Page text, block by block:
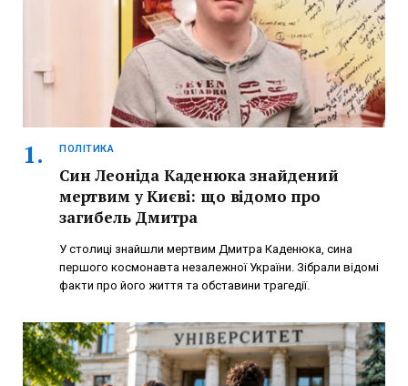
ПОЛІТИКА
Син Леоніда Каденюка знайдений
мертвим у Києві: що відомо про
загибель Дмитра
У столиці знайшли мертвим Дмитра Каденюка, сина
першого космонавта незалежної України. Зібрали відомі
факти про його життя та обставини трагедії.